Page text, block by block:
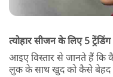
त्योहार सीजन के लिए 5
आइए विस्तार से जानते हैं
लुक के साथ खुद को कैसे बेहद